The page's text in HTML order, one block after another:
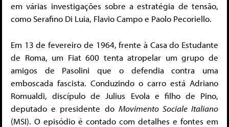
em várias investigações sobre a estratégia de tensão,
como Serafino Di Luia, Flavio Campo e Paolo Pecoriello.
Em 13 de fevereiro de 1964, frente à Casa do Estudante
de Roma, um Fiat 600 tenta atropelar um grupo de
amigos de Pasolini que o defendia contra uma
emboscada fascista. Conduzindo o carro está Adriano
Romualdi, discípulo de Julius Evola e filho de Pino,
deputado e presidente do Movimento Sociale Italiano
(MSI). O episódio é contado com detalhes e fontes em